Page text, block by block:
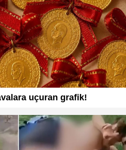
uçuran grafik!